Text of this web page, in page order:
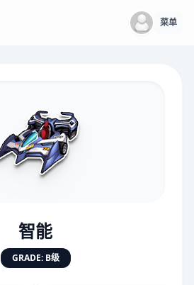
菜单
智能
GRADE: B级
★★★★★★